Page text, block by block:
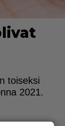
toiseksi
2021.